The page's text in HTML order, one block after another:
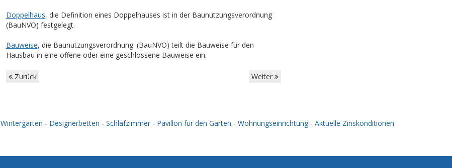
Doppelhaus, die Definition eines Doppelhauses ist in der Baunutzungsverordnung
(BauNVO) festgelegt.
Bauweise, die Baunutzungsverordnung. (BauNVO) teilt die Bauweise für den
Hausbau in eine offene oder eine geschlossene Bauweise ein.
Zurück Weiter
Wintergarten - Designerbetten - Schlafzimmer - Pavillon für den Garten - Wohnungseinrichtung - Aktuelle Zinskonditionen